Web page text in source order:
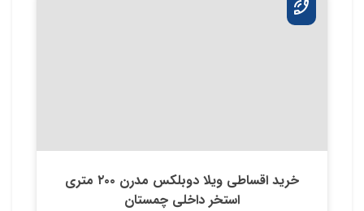
خرید اقساطی ویلا دوبلکس مدرن ۲۰۰ متری
استخر داخلی چمستان